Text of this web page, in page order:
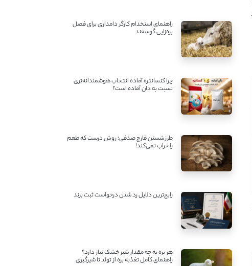
راهنمای استخدام کارگر دامداری برای فصل
بره‌زایی گوسفند
چرا کنسانتره آماده انتخاب هوشمندانه‌تری
نسبت به دان آماده است؟
طرز شستن قارچ صدفی؛ روش درست که طعم
را خراب نمی‌کند!
رایج‌ترین دلایل رد شدن درخواست ثبت برند
هر بره به چه مقدار شیر خشک نیاز دارد؟
راهنمای کامل تغذیه بره از تولد تا شیرگیری